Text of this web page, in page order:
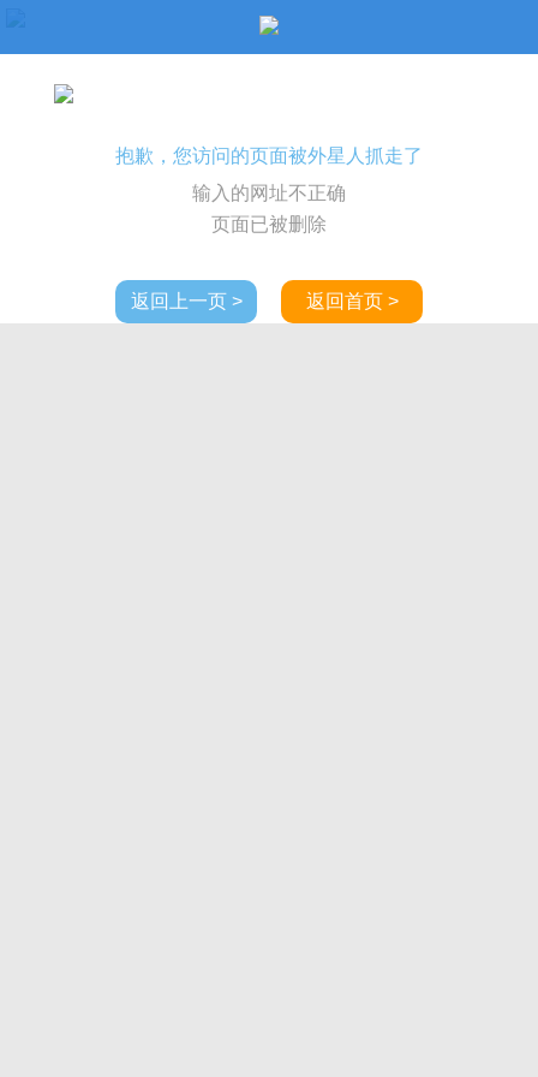
抱歉，您访问的页面被外星人抓走了
输入的网址不正确
页面已被删除
返回上一页 > 返回首页 >